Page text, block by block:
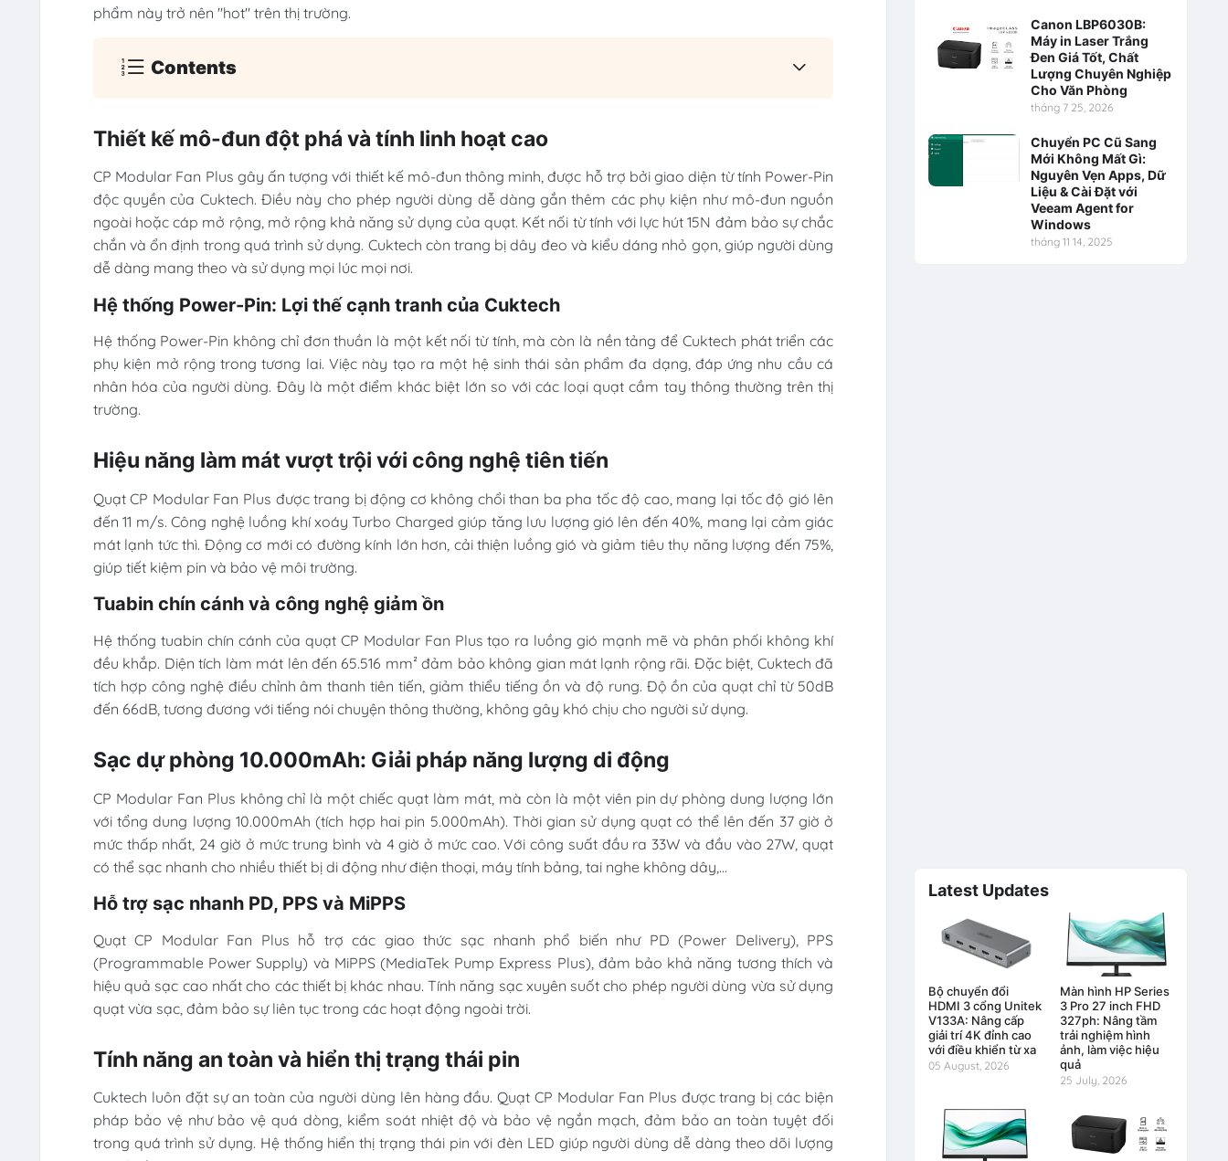
phẩm này trở nên "hot" trên thị trường.
Contents
Thiết kế mô-đun đột phá và tính linh hoạt cao
CP Modular Fan Plus gây ấn tượng với thiết kế mô-đun thông minh, được hỗ trợ bởi giao diện từ tính Power-Pin
độc quyền của Cuktech. Điều này cho phép người dùng dễ dàng gắn thêm các phụ kiện như mô-đun nguồn
ngoài hoặc cáp mở rộng, mở rộng khả năng sử dụng của quạt. Kết nối từ tính với lực hút 15N đảm bảo sự chắc
chắn và ổn định trong quá trình sử dụng. Cuktech còn trang bị dây đeo và kiểu dáng nhỏ gọn, giúp người dùng
dễ dàng mang theo và sử dụng mọi lúc mọi nơi.
Hệ thống Power-Pin: Lợi thế cạnh tranh của Cuktech
Hệ thống Power-Pin không chỉ đơn thuần là một kết nối từ tính, mà còn là nền tảng để Cuktech phát triển các
phụ kiện mở rộng trong tương lai. Việc này tạo ra một hệ sinh thái sản phẩm đa dạng, đáp ứng nhu cầu cá
nhân hóa của người dùng. Đây là một điểm khác biệt lớn so với các loại quạt cầm tay thông thường trên thị
trường.
Hiệu năng làm mát vượt trội với công nghệ tiên tiến
Quạt CP Modular Fan Plus được trang bị động cơ không chổi than ba pha tốc độ cao, mang lại tốc độ gió lên
đến 11 m/s. Công nghệ luồng khí xoáy Turbo Charged giúp tăng lưu lượng gió lên đến 40%, mang lại cảm giác
mát lạnh tức thì. Động cơ mới có đường kính lớn hơn, cải thiện luồng gió và giảm tiêu thụ năng lượng đến 75%,
giúp tiết kiệm pin và bảo vệ môi trường.
Tuabin chín cánh và công nghệ giảm ồn
Hệ thống tuabin chín cánh của quạt CP Modular Fan Plus tạo ra luồng gió mạnh mẽ và phân phối không khí
đều khắp. Diện tích làm mát lên đến 65.516 mm² đảm bảo không gian mát lạnh rộng rãi. Đặc biệt, Cuktech đã
tích hợp công nghệ điều chỉnh âm thanh tiên tiến, giảm thiểu tiếng ồn và độ rung. Độ ồn của quạt chỉ từ 50dB
đến 66dB, tương đương với tiếng nói chuyện thông thường, không gây khó chịu cho người sử dụng.
Sạc dự phòng 10.000mAh: Giải pháp năng lượng di động
CP Modular Fan Plus không chỉ là một chiếc quạt làm mát, mà còn là một viên pin dự phòng dung lượng lớn
với tổng dung lượng 10.000mAh (tích hợp hai pin 5.000mAh). Thời gian sử dụng quạt có thể lên đến 37 giờ ở
mức thấp nhất, 24 giờ ở mức trung bình và 4 giờ ở mức cao. Với công suất đầu ra 33W và đầu vào 27W, quạt
có thể sạc nhanh cho nhiều thiết bị di động như điện thoại, máy tính bảng, tai nghe không dây,...
Hỗ trợ sạc nhanh PD, PPS và MiPPS
Quạt CP Modular Fan Plus hỗ trợ các giao thức sạc nhanh phổ biến như PD (Power Delivery), PPS
(Programmable Power Supply) và MiPPS (MediaTek Pump Express Plus), đảm bảo khả năng tương thích và
hiệu quả sạc cao nhất cho các thiết bị khác nhau. Tính năng sạc xuyên suốt cho phép người dùng vừa sử dụng
quạt vừa sạc, đảm bảo sự liên tục trong các hoạt động ngoài trời.
Tính năng an toàn và hiển thị trạng thái pin
Cuktech luôn đặt sự an toàn của người dùng lên hàng đầu. Quạt CP Modular Fan Plus được trang bị các biện
pháp bảo vệ như bảo vệ quá dòng, kiểm soát nhiệt độ và bảo vệ ngắn mạch, đảm bảo an toàn tuyệt đối
trong quá trình sử dụng. Hệ thống hiển thị trạng thái pin với đèn LED giúp người dùng dễ dàng theo dõi lượng
Canon LBP6030B:
Máy in Laser Trắng
Đen Giá Tốt, Chất
Lượng Chuyên Nghiệp
Cho Văn Phòng
tháng 7 25, 2026
Chuyển PC Cũ Sang
Mới Không Mất Gì:
Nguyên Vẹn Apps, Dữ
Liệu & Cài Đặt với
Veeam Agent for
Windows
tháng 11 14, 2025
Latest Updates
Bộ chuyển đổi
HDMI 3 cổng Unitek
V133A: Nâng cấp
giải trí 4K đỉnh cao
với điều khiển từ xa
05 August, 2026
Màn hình HP Series
3 Pro 27 inch FHD
327ph: Nâng tầm
trải nghiệm hình
ảnh, làm việc hiệu
quả
25 July, 2026